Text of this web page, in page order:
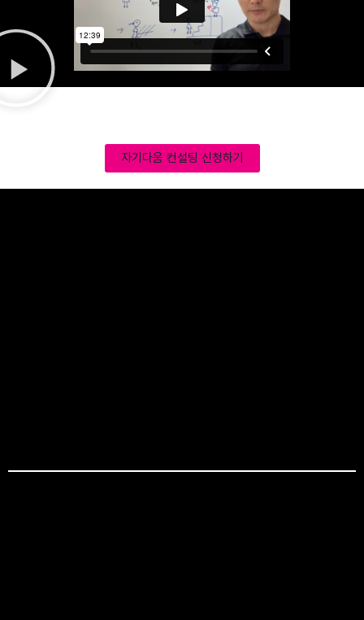
자기다움 컨설팅 신청하기